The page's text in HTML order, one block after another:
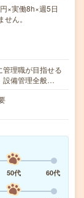
×実働8h×週5日
ん。
理職が目指せる
設備管理全般…
50代
60代